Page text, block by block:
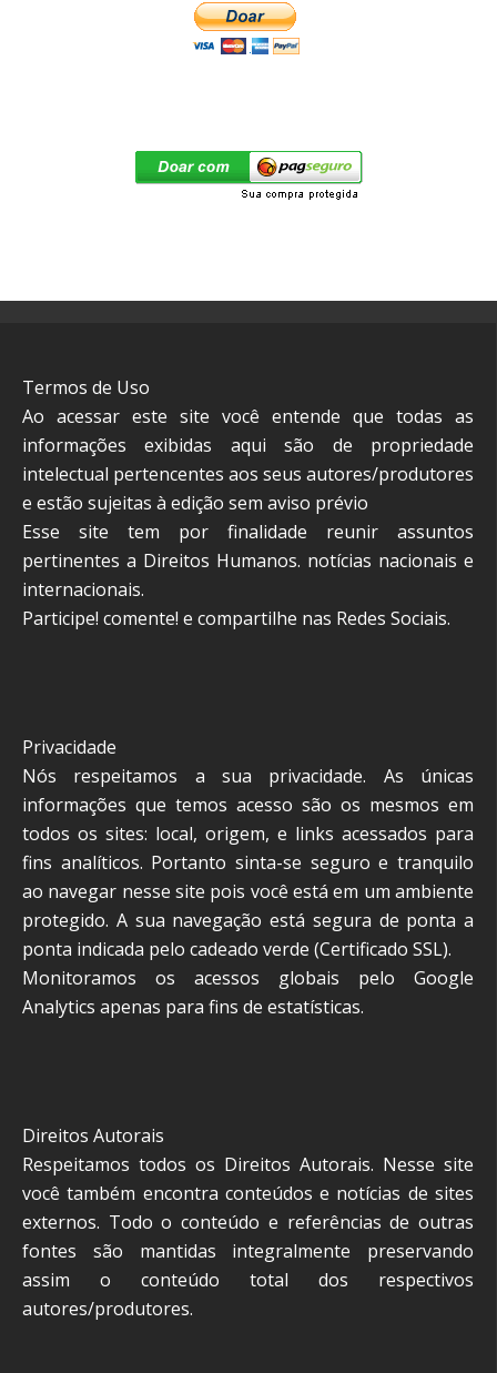
Termos de Uso
Ao acessar este site você entende que todas as
informações exibidas aqui são de propriedade
intelectual pertencentes aos seus autores/produtores
e estão sujeitas à edição sem aviso prévio
Esse site tem por finalidade reunir assuntos
pertinentes a Direitos Humanos. notícias nacionais e
internacionais.
Participe! comente! e compartilhe nas Redes Sociais.
Privacidade
Nós respeitamos a sua privacidade. As únicas
informações que temos acesso são os mesmos em
todos os sites: local, origem, e links acessados para
fins analíticos. Portanto sinta-se seguro e tranquilo
ao navegar nesse site pois você está em um ambiente
protegido. A sua navegação está segura de ponta a
ponta indicada pelo cadeado verde (Certificado SSL).
Monitoramos os acessos globais pelo Google
Analytics apenas para fins de estatísticas.
Direitos Autorais
Respeitamos todos os Direitos Autorais. Nesse site
você também encontra conteúdos e notícias de sites
externos. Todo o conteúdo e referências de outras
fontes são mantidas integralmente preservando
assim o conteúdo total dos respectivos
autores/produtores.